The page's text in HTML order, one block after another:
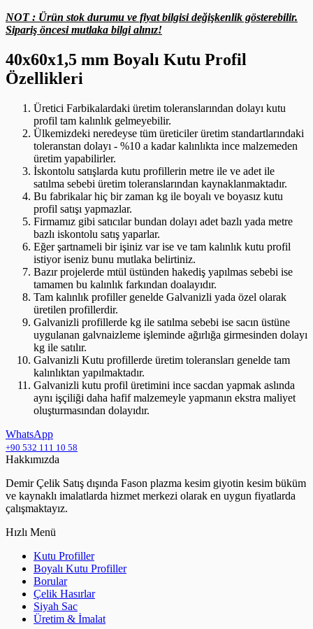
NOT : Ürün stok durumu ve fiyat bilgisi değişkenlik gösterebilir.
Sipariş öncesi mutlaka bilgi alınız!
40x60x1,5 mm Boyalı Kutu Profil
Özellikleri
Üretici Farbikalardaki üretim toleranslarından dolayı kutu
profil tam kalınlık gelmeyebilir.
Ülkemizdeki neredeyse tüm üreticiler üretim standartlarındaki
toleranstan dolayı - %10 a kadar kalınlıkta ince malzemeden
üretim yapabilirler.
İskontolu satışlarda kutu profillerin metre ile ve adet ile
satılma sebebi üretim toleranslarından kaynaklanmaktadır.
Bu fabrikalar hiç bir zaman kg ile boyalı ve boyasız kutu
profil satışı yapmazlar.
Firmamız gibi satıcılar bundan dolayı adet bazlı yada metre
bazlı iskontolu satış yaparlar.
Eğer şartnameli bir işiniz var ise ve tam kalınlık kutu profil
istiyor iseniz bunu mutlaka belirtiniz.
Bazır projelerde mtül üstünden hakediş yapılmas sebebi ise
tamamen bu kalınlık farkından doalayıdır.
Tam kalınlık profiller genelde Galvanizli yada özel olarak
üretilen profillerdir.
Galvanizli profillerde kg ile satılma sebebi ise sacın üstüne
uygulanan galvnaizleme işleminde ağırlığa girmesinden dolayı
kg ile satılır.
Galvanizli Kutu profillerde üretim toleransları genelde tam
kalınlıktan yapılmaktadır.
Galvanizli kutu profil üretimini ince sacdan yapmak aslında
aynı işçiliği daha hafif malzemeyle yapmanın ekstra maliyet
oluşturmasından dolayıdır.
WhatsApp
+90 532 111 10 58
Hakkımızda
Demir Çelik Satış dışında Fason plazma kesim giyotin kesim büküm
ve kaynaklı imalatlarda hizmet merkezi olarak en uygun fiyatlarda
çalışmaktayız.
Hızlı Menü
Kutu Profiller
Boyalı Kutu Profiller
Borular
Çelik Hasırlar
Siyah Sac
Üretim & İmalat